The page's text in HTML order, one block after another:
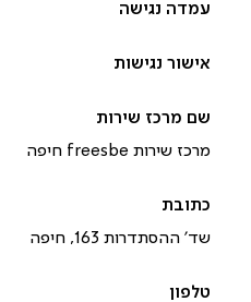
מרכז שירות freesbe חיפה
שד’ ההסתדרות 163, חיפה